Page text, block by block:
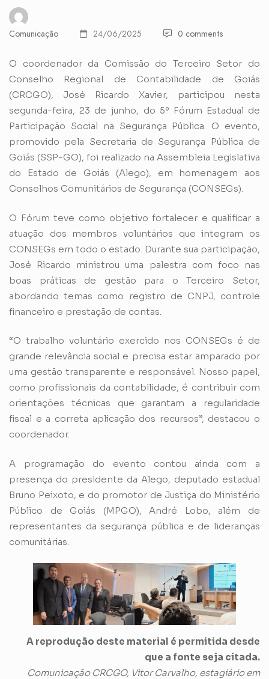
Comunicação 24/06/2025 0 comments
O coordenador da Comissão do Terceiro Setor do
Conselho Regional de Contabilidade de Goiás
(CRCGO), José Ricardo Xavier, participou nesta
segunda-feira, 23 de junho, do 5º Fórum Estadual de
Participação Social na Segurança Pública. O evento,
promovido pela Secretaria de Segurança Pública de
Goiás (SSP-GO), foi realizado na Assembleia Legislativa
do Estado de Goiás (Alego), em homenagem aos
Conselhos Comunitários de Segurança (CONSEGs).
O Fórum teve como objetivo fortalecer e qualificar a
atuação dos membros voluntários que integram os
CONSEGs em todo o estado. Durante sua participação,
José Ricardo ministrou uma palestra com foco nas
boas práticas de gestão para o Terceiro Setor,
abordando temas como registro de CNPJ, controle
financeiro e prestação de contas.
“O trabalho voluntário exercido nos CONSEGs é de
grande relevância social e precisa estar amparado por
uma gestão transparente e responsável. Nosso papel,
como profissionais da contabilidade, é contribuir com
orientações técnicas que garantam a regularidade
fiscal e a correta aplicação dos recursos”, destacou o
coordenador.
A programação do evento contou ainda com a
presença do presidente da Alego, deputado estadual
Bruno Peixoto, e do promotor de Justiça do Ministério
Público de Goiás (MPGO), André Lobo, além de
representantes da segurança pública e de lideranças
comunitárias.
A reprodução deste material é permitida desde
que a fonte seja citada.
Comunicação CRCGO, Vitor Carvalho, estagiário em